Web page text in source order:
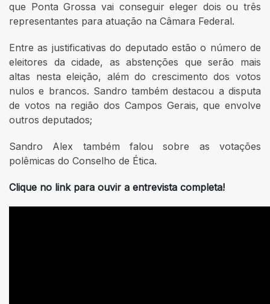
que Ponta Grossa vai conseguir eleger dois ou três
representantes para atuação na Câmara Federal.
Entre as justificativas do deputado estão o número de
eleitores da cidade, as abstenções que serão mais
altas nesta eleição, além do crescimento dos votos
nulos e brancos. Sandro também destacou a disputa
de votos na região dos Campos Gerais, que envolve
outros deputados;
Sandro Alex também falou sobre as votações
polêmicas do Conselho de Ética.
Clique no link para ouvir a entrevista completa!